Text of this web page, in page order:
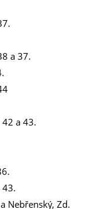
a 37.
a 43.
43.
Nebřenský, Zd.